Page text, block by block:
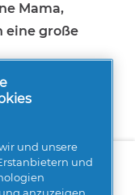
Mama,
eine große
und unsere
und